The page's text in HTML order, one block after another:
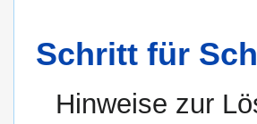
Schritt für
Hinweise zur